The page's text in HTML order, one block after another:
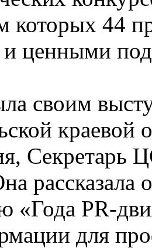
которых 44
и ценными
своим
краевой
рассказала
«Года PR-
для